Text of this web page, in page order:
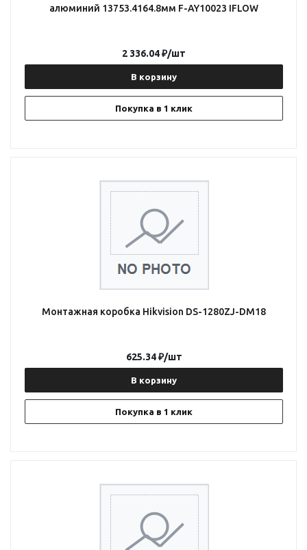
алюминий 13753.4164.8мм F-AY10023 IFLOW
В корзину
Покупка в 1 клик
2 336.04₽/шт
Монтажная коробка Hikvision DS-1280ZJ-DM18
В корзину
Покупка в 1 клик
625.34₽/шт